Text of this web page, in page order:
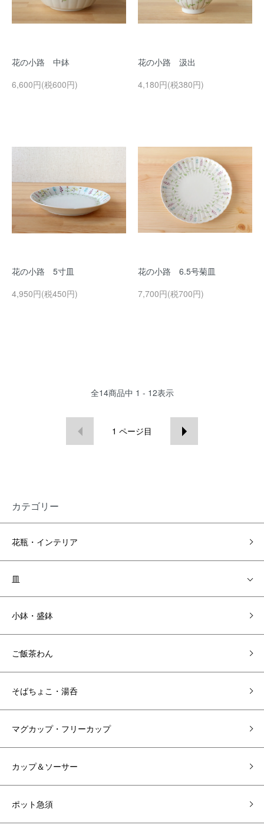
花の小路 中鉢
6,600円(税600円)
花の小路 汲出
4,180円(税380円)
花の小路 5寸皿
4,950円(税450円)
花の小路 6.5号菊皿
7,700円(税700円)
全14商品中 1 - 12表示
1 ページ目
カテゴリー
花瓶・インテリア
皿
小鉢・盛鉢
ご飯茶わん
そばちょこ・湯呑
マグカップ・フリーカップ
カップ＆ソーサー
ポット急須